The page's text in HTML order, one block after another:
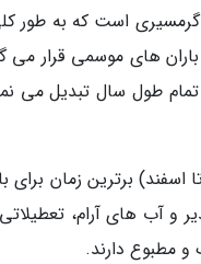
گرمسیری است که به
های موسمی قرار
طول سال تبدیل می
اسفند) برترین زمان
و آب های آرام،
و مطبوع دارند.